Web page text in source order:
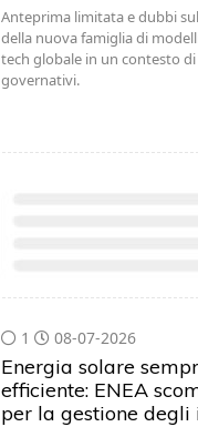
Anteprima limitata e dubbi
della nuova famiglia di
tech globale in un contesto
governativi.
1 08-07-2026
Energia solare
efficiente: ENEA
per la gestione